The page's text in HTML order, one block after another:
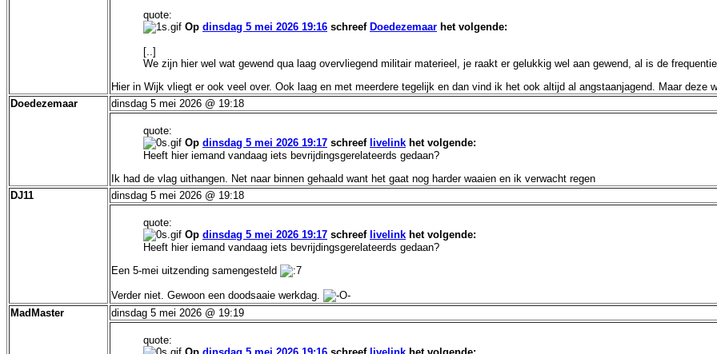
quote:
Op dinsdag 5 mei 2026 19:16 schreef Doedezemaar het volgende:
[..]
We zijn hier wel wat gewend qua laag overvliegend militair materieel, je raakt er gelukkig wel aan gewend, al is de
Hier in Wijk vliegt er ook veel over. Ook laag en met meerdere tegelijk en dan vind ik het ook altijd al angstaanjagend. Maar deze
Doedezemaar
dinsdag 5 mei 2026 @ 19:18
quote:
Op dinsdag 5 mei 2026 19:17 schreef livelink het volgende:
Heeft hier iemand vandaag iets bevrijdingsgerelateerds gedaan?
Ik had de vlag uithangen. Net naar binnen gehaald want het gaat nog harder waaien en ik verwacht regen
DJ11
dinsdag 5 mei 2026 @ 19:18
quote:
Op dinsdag 5 mei 2026 19:17 schreef livelink het volgende:
Heeft hier iemand vandaag iets bevrijdingsgerelateerds gedaan?
Een 5-mei uitzending samengesteld
Verder niet. Gewoon een doodsaaie werkdag.
MadMaster
dinsdag 5 mei 2026 @ 19:19
quote: